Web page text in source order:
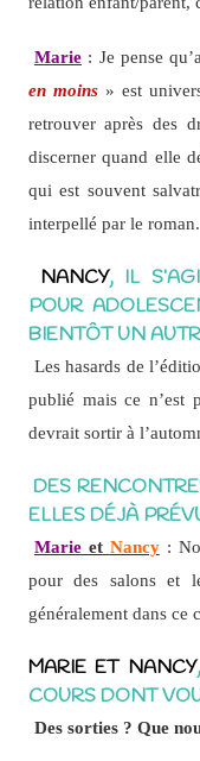
Marie: Je pense
en moins» est
retrouver après des
discerner quand elle
qui est souvent
interpellé par le roman.
NANCY, IL
POUR
BIENTÔT UN
Les hasards de
publié mais ce n’est
devrait sortir à
DES
ELLES DÉJÀ
Marieet Nancy:
pour des salons et
généralement dans ce
MARIE ET NANCY
COURS DONT
Des sorties ? Que